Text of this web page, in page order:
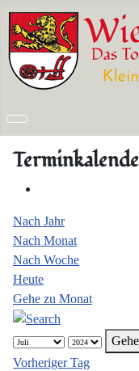
Nach Jahr
Nach Monat
Nach Woche
Heute
Gehe zu Monat
Vorheriger Tag